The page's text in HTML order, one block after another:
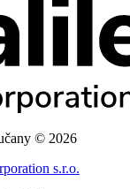
© 2026
s.r.o.